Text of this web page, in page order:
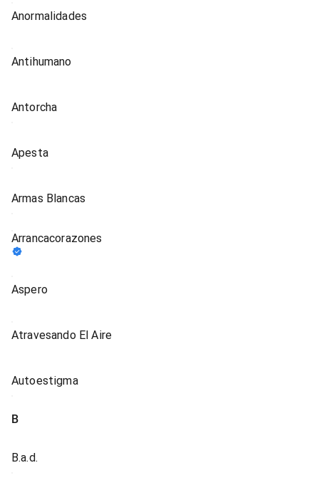
Anormalidades
Antihumano
Antorcha
Apesta
Armas Blancas
Arrancacorazones
Aspero
Atravesando El Aire
Autoestigma
B
B.a.d.